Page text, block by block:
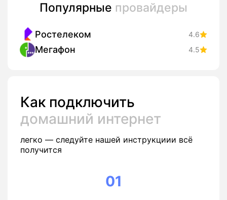
Популярные провайдеры
Ростелеком 4.6
Мегафон 4.5
Как подключить
домашний интернет
легко — следуйте нашей инструкциии всё
получится
01